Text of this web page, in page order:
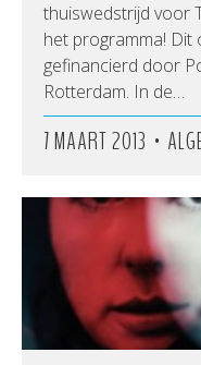
thuiswedstrijd voor
het programma!
gefinancierd door
Rotterdam. In de…
7 MAART 2013 •